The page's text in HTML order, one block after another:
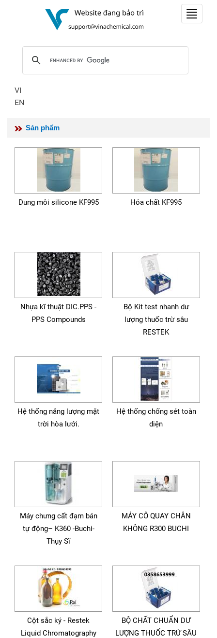
Toggle
VI
EN
Sản phẩm
Dung môi silicone KF995 Hóa chất KF995
Nhựa kĩ thuật DIC.PPS -
PPS Compounds
Bộ Kit test nhanh dư
lượng thuốc trừ sâu
RESTEK
Hệ thống năng lượng mặt
trời hòa lưới.
Hệ thống chống sét toàn
diện
Máy chưng cất đạm bán
tự động– K360 -Buchi-
Thụy Sĩ
MÁY CÔ QUAY CHÂN
KHÔNG R300 BUCHI
Cột sắc ký - Restek
Liquid Chromatography
BỘ CHẤT CHUẨN DƯ
LƯỢNG THUỐC TRỪ SÂU